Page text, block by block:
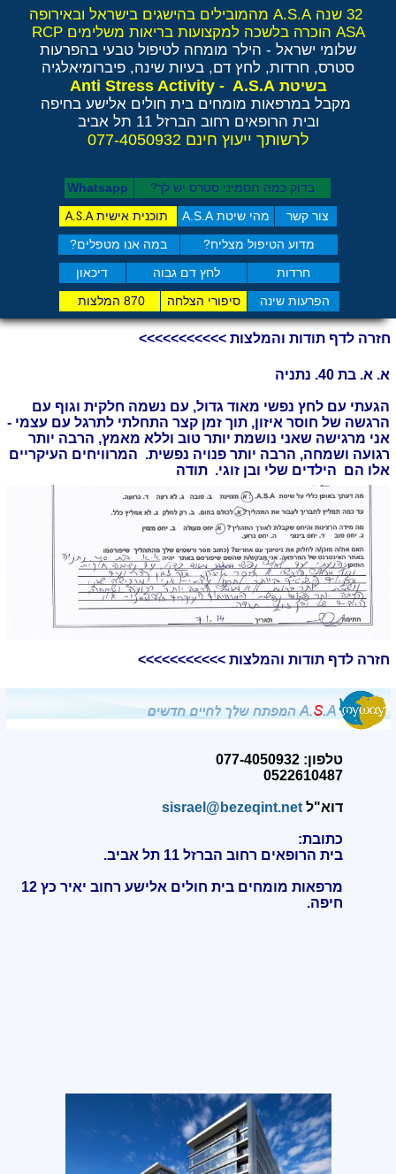
צור קשר מהי שיטת A.S.A תוכנית אישיתA.S.A
חרדות לחץ דם גבוה דיכאון
מדוע הטיפול מצליח? במה אנו מטפלים?
הפרעות שינה סיפורי הצלחה 870 המלצות
בדוק כמה תסמיני סט​רס יש לך? Whatsapp
32 שנה A.S.A מהמובילים בהישגים בישראל ובאירופה
ASA הוכרה בלשכה למקצועות בריאות משלימים RCP
שלומי ישראל - הילר מומחה לטיפול טבעי בהפרעות
סטרס, חרדות, לחץ דם, בעיות שינה, פיברומיאלגיה
בשיטת Anti Stress Activity - A.S.A
מקבל במרפאות מומחים בית חולים אלישע בחיפה
ובית הרופאים רחוב הברזל 11 תל אביב
לרשותך ייעוץ חינם 077-4050932
א. א. בת 40. נתניה
הגעתי עם לחץ נפשי מאוד גדול, עם נשמה חלקית וגוף עם
הרגשה של חוסר איזון, תוך זמן קצר התחלתי לתרגל עם עצמי -
אני מרגישה שאני נושמת יותר טוב וללא מאמץ, הרבה יותר
רגועה ושמחה, הרבה יותר פנויה נפשית. המרוויחים העיקריים
אלו הם הילדים שלי ובן זוגי. תודה
חזרה לדף תודות והמלצות >>>>>>>>>>>
חזרה לדף תודות והמלצות >>>>>>>>>>>
טלפון: 077-4050932
0522610487
דוא"לsisrael@bezeqint.net
כתובת:
בית הרופאים רחוב הברזל 11 תל אביב.
מרפאות מומחים בית חולים אלישע רחוב יאיר כץ 12
חיפה.